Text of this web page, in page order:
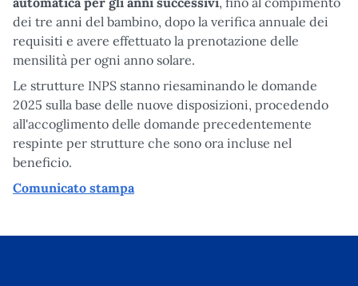
dei tre anni del bambino, dopo la verifica annuale dei
requisiti e avere effettuato la prenotazione delle
mensilità per ogni anno solare.
Le strutture INPS stanno riesaminando le domande
2025 sulla base delle nuove disposizioni, procedendo
all'accoglimento delle domande precedentemente
respinte per strutture che sono ora incluse nel
beneficio.
Comunicato stampa